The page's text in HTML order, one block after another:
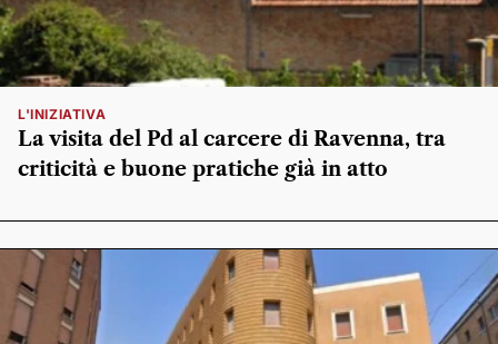
L'INIZIATIVA
La visita del Pd al carcere di Ravenna, tra
criticità e buone pratiche già in atto